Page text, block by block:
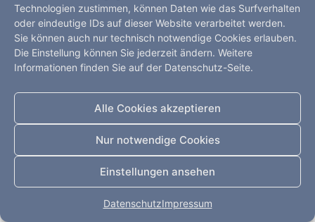
Technologien zustimmen, können Daten wie das Surfverhalten
oder eindeutige IDs auf dieser Website verarbeitet werden.
Sie können auch nur technisch notwendige Cookies erlauben.
Die Einstellung können Sie jederzeit ändern. Weitere
Informationen finden Sie auf der Datenschutz-Seite.
Alle Cookies akzeptieren
Nur notwendige Cookies
Einstellungen ansehen
DatenschutzImpressum
Executive Search – Hamburg, Kopenhagen, Shanghai,
Düsseldorf
Startseite
Leistungen
Kompetenz
Alle Rechte vorbehalten